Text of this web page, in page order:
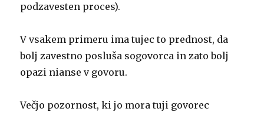
podzavesten proces).
V vsakem primeru ima tujec to prednost, da
bolj zavestno posluša sogovorca in zato bolj
opazi nianse v govoru.
Večjo pozornost, ki jo mora tuji govorec